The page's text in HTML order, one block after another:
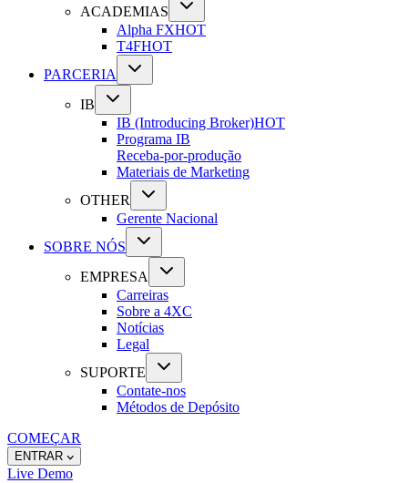
ACADEMIAS
Alpha FXHOT
T4FHOT
PARCERIA
IB
IB (Introducing Broker)HOT
Programa IB
Receba-por-produção
Materiais de Marketing
OTHER
Gerente Nacional
SOBRE NÓS
EMPRESA
Carreiras
Sobre a 4XC
Notícias
Legal
SUPORTE
Contate-nos
Métodos de Depósito
COMEÇAR
ENTRAR
Live Demo